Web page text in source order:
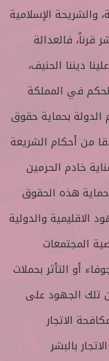
والشريحة الإسلامية
فالعدالة
ديننا الحنيف،
في المملكة
الدولة بحماية حقوق
من أحكام الشريعة
خادم الحرمين
هذه الحقوق
الاقليمية والدولية
المجتمعات
أو التأثر بحملات
تلك الجهود على
الاتجار
بالبشر